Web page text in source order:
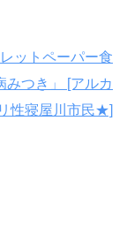
ットペーパー食
みつき」 [アルカ
リ性寝屋川市民★]